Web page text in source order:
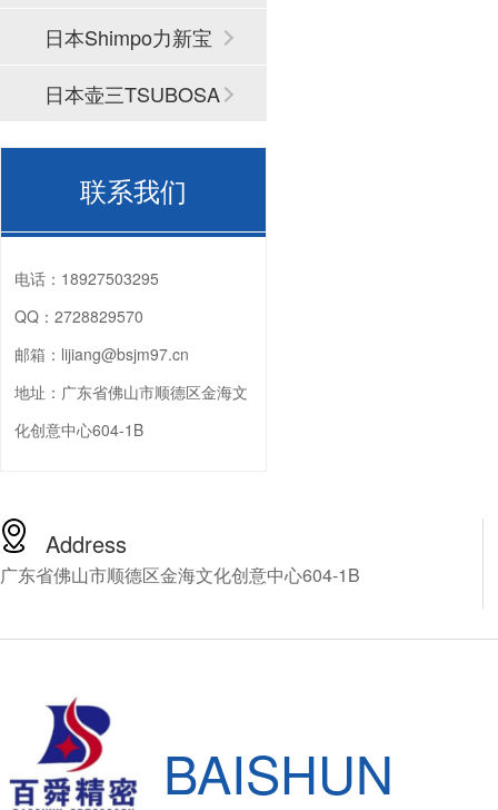
CH
日本Shimpo力新宝
日本壶三TSUBOSA
N
联系我们
电话： 18927503295
QQ： 2728829570
邮箱： lijiang@bsjm97.cn
地址： 广东省佛山市顺德区金海文
化创意中心604-1B
Address
广东省佛山市顺德区金海文化创意中心604-1B
BAISHUN